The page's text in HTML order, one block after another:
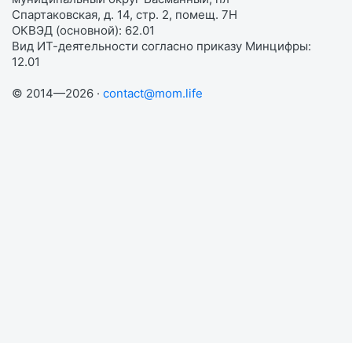
Спартаковская, д. 14, стр. 2, помещ. 7Н
ОКВЭД (основной): 62.01
Вид ИТ-деятельности согласно приказу Минцифры:
12.01
© 2014—2026 · contact@mom.life